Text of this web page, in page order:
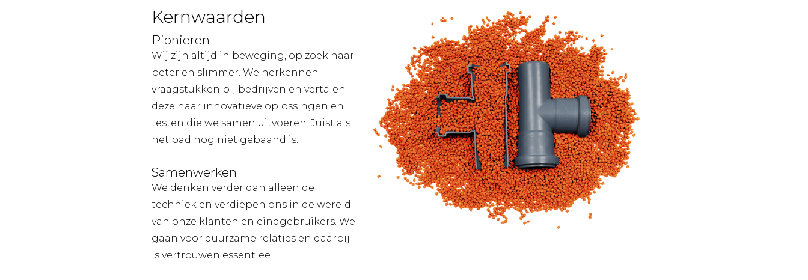
Kernwaarden
Pionieren
Wij zijn altijd in beweging, op zoek naar
beter en slimmer. We herkennen
vraagstukken bij bedrijven en vertalen
deze naar innovatieve oplossingen en
testen die we samen uitvoeren. Juist als
het pad nog niet gebaand is.
Samenwerken
We denken verder dan alleen de
techniek en verdiepen ons in de wereld
van onze klanten en eindgebruikers. We
gaan voor duurzame relaties en daarbij
is vertrouwen essentieel.